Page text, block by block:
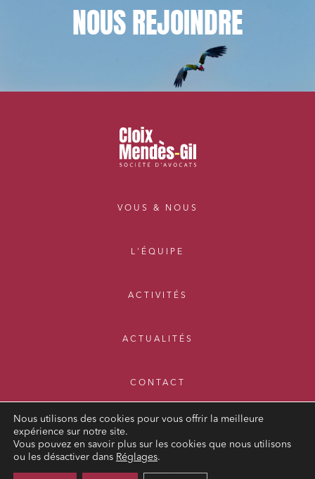
NOUSREJOINDRE
VOUS & NOUS
L'ÉQUIPE
ACTIVITÉS
ACTUALITÉS
CONTACT
MENTIONS LÉGALES
Nous utilisons des cookies pour vous offrir la meilleure
expérience sur notre site.
Vous pouvez en savoir plus sur les cookies que nous utilisons
ou les désactiver dans Réglages.